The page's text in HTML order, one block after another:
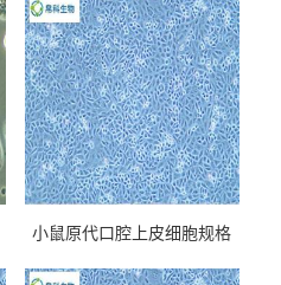
小鼠原代口腔上皮细胞规格